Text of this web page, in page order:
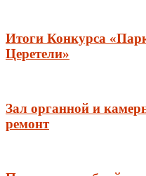
Итоги Конкурса
Церетели»
Зал органной и
ремонт